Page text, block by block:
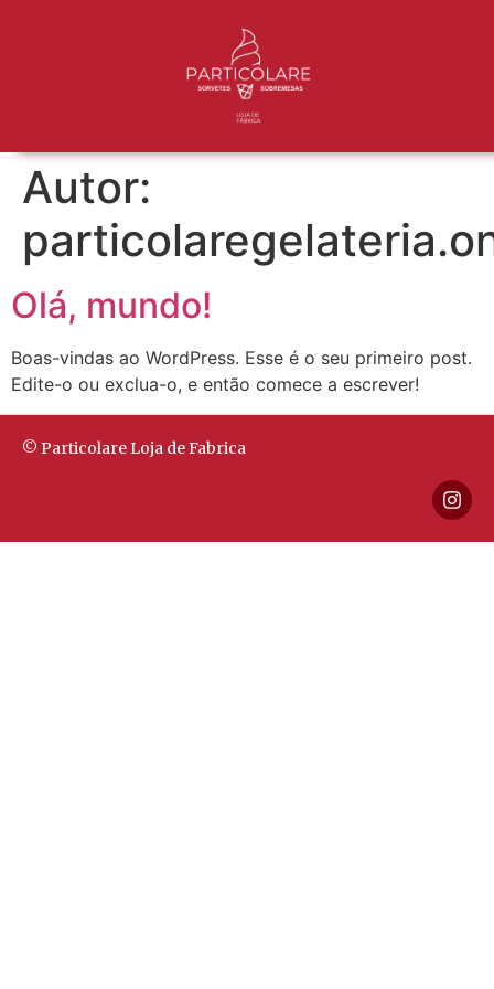
Autor:
Olá, mundo!
Boas-vindas ao WordPress. Esse é o seu primeiro post.
Edite-o ou exclua-o, e então comece a escrever!
© Particolare Loja de Fabrica